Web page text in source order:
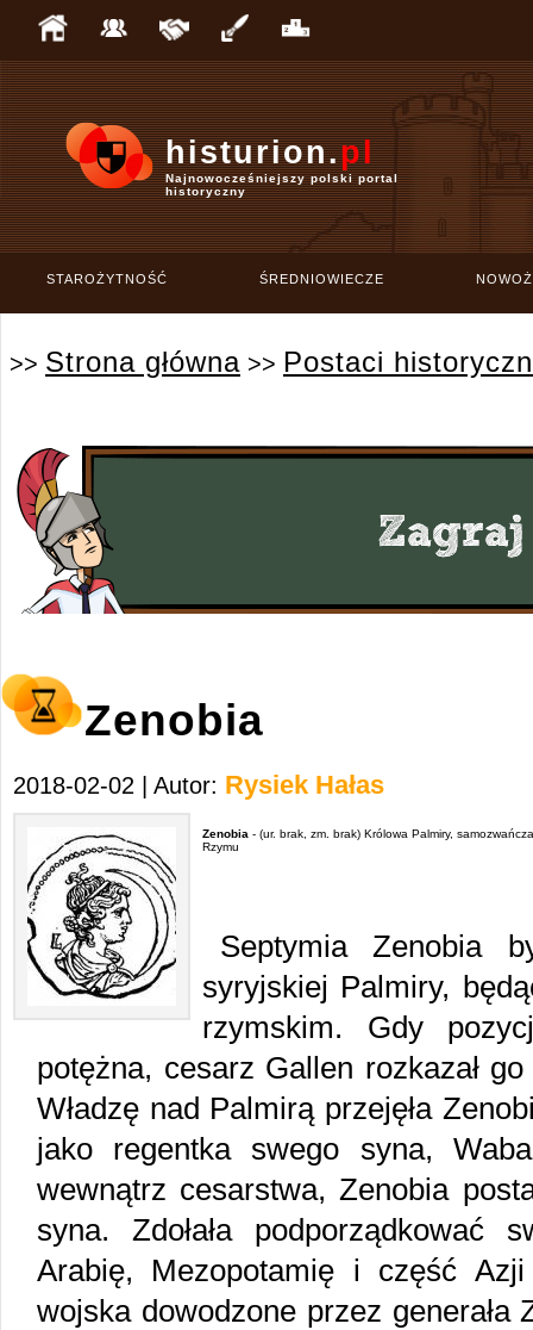
histurion.pl
Najnowocześniejszy polski portal
historyczny
STAROŻYTNOŚĆ ŚREDNIOWIECZE
>> Strona główna >> Postaci
Zenobia
2018-02-02 | Autor: Rysiek Hałas
Zenobia - (ur. brak, zm. brak) Królowa Palmiry,
Rzymu
Septymia Zenobia
syryjskiej Palmiry,
rzymskim. Gdy
potężna, cesarz Gallen rozkazał
Władzę nad Palmirą przejęła
jako regentka swego syna,
wewnątrz cesarstwa, Zenobia
syna. Zdołała podporządkować
Arabię, Mezopotamię i część
wojska dowodzone przez generała